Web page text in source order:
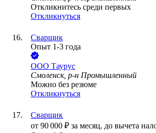
Откликнитесь среди первых
Откликнуться
Сварщик
Опыт 1-3 года
ООО Таурус
Смоленск, р-н Промышленный
Можно без резюме
Откликнуться
Сварщик
от 90 000 ₽ за месяц, до вычета